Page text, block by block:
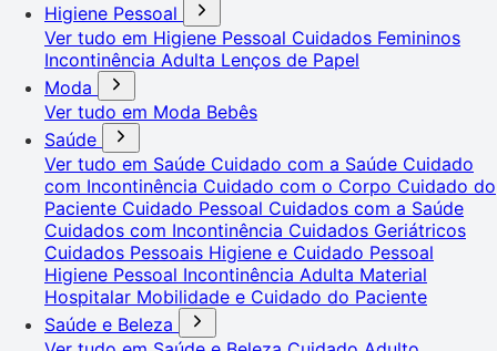
Higiene Pessoal
Ver tudo em Higiene Pessoal Cuidados Femininos
Incontinência Adulta Lenços de Papel
Moda
Ver tudo em Moda Bebês
Saúde
Ver tudo em Saúde Cuidado com a Saúde Cuidado
com Incontinência Cuidado com o Corpo Cuidado do
Paciente Cuidado Pessoal Cuidados com a Saúde
Cuidados com Incontinência Cuidados Geriátricos
Cuidados Pessoais Higiene e Cuidado Pessoal
Higiene Pessoal Incontinência Adulta Material
Hospitalar Mobilidade e Cuidado do Paciente
Saúde e Beleza